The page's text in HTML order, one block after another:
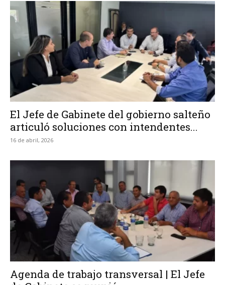
El Jefe de Gabinete del gobierno salteño
articuló soluciones con intendentes...
16 de abril, 2026
Agenda de trabajo transversal | El Jefe